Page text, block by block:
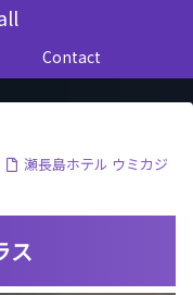
Contact
瀬長島ホテル ウミカジ
ス